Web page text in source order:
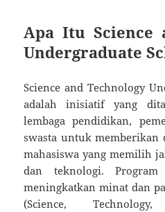
Apa Itu Science
Undergraduate
Science and Technology
adalah inisiatif yang
lembaga pendidikan,
swasta untuk
mahasiswa yang memilih
dan teknologi.
meningkatkan minat dan
(Science,